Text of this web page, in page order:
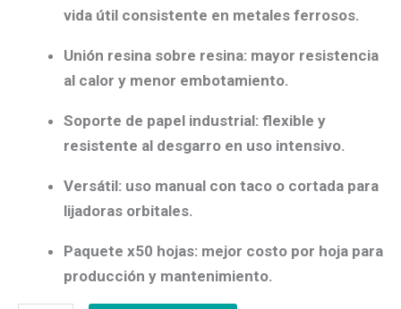
vida útil consistente en metales ferrosos.
Unión resina sobre resina: mayor resistencia
al calor y menor embotamiento.
Soporte de papel industrial: flexible y
resistente al desgarro en uso intensivo.
Versátil: uso manual con taco o cortada para
lijadoras orbitales.
Paquete x50 hojas: mejor costo por hoja para
producción y mantenimiento.